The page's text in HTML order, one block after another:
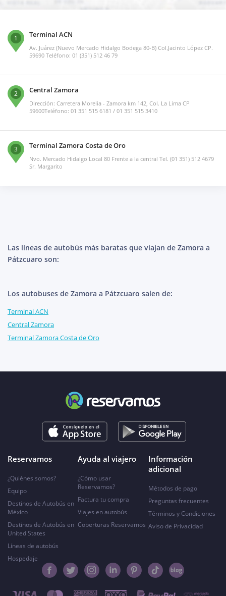
1 Terminal ACN
Av. Juárez (Nuevo Mercado Hidalgo Bodega 80-B) Col.Jacinto López CP.
59690 Teléfono: 01 (351) 512 46 79
2 Central Zamora
Dirección: Carretera Morelia - Zamora km 142, Col. La Lima CP
59600Teléfono: 01 351 515 6181 / 01 351 515 3410
3 Terminal Zamora Costa de Oro
Nvo. Mercado Hidalgo Local 80 Frente a la central Tel. (01 351) 512 4679
Sr. Margarito
Las líneas de autobús más baratas que viajan de Zamora a
Pátzcuaro son:
Los autobuses de Zamora a Pátzcuaro salen de:
Terminal ACN
Central Zamora
Terminal Zamora Costa de Oro
Reservamos
¿Quiénes somos?
Equipo
Destinos de Autobús en
México
Destinos de Autobús en
United States
Líneas de autobús
Hospedaje
Ayuda al viajero
¿Cómo usar
Reservamos?
Factura tu compra
Viajes en autobús
Coberturas Reservamos
Información
adicional
Métodos de pago
Preguntas frecuentes
Términos y Condiciones
Aviso de Privacidad